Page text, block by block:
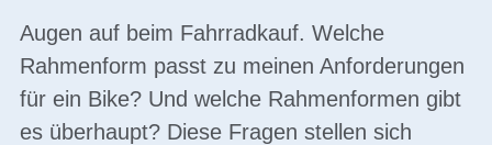
Augen auf beim Fahrradkauf. Welche
Rahmenform passt zu meinen Anforderungen
für ein Bike? Und welche Rahmenformen gibt
es überhaupt? Diese Fragen stellen sich